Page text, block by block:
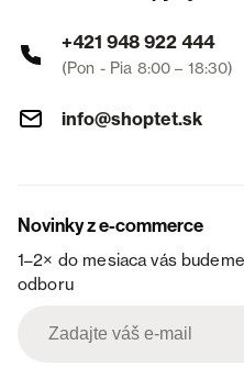
+421 948 922 444
(Pon - Pia 8:00 – 18:30)
info@shoptet.sk
Novinky z e-commerce
1–2× do mesiaca vás
odboru